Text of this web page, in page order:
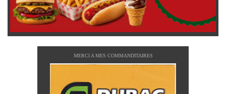
MERCI A MES COMMANDITAIRES